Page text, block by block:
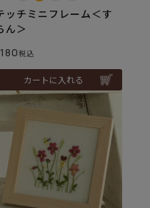
ッチミニフレーム＜す
ん＞
税込
カートに入れる